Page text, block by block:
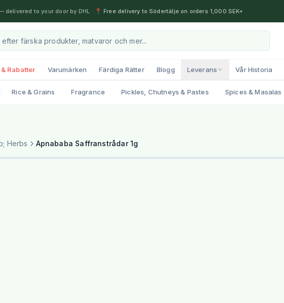
delivered to your door by DHL · 📍 Free delivery to Södertälje on orders 1,000 SEK+
Rabatter Varumärken Färdiga Rätter Blogg Leverans Vår Historia
Rice & Grains Fragrance Pickles, Chutneys & Pastes Spices & Masalas
Herbs Apnababa Saffranstrådar 1g